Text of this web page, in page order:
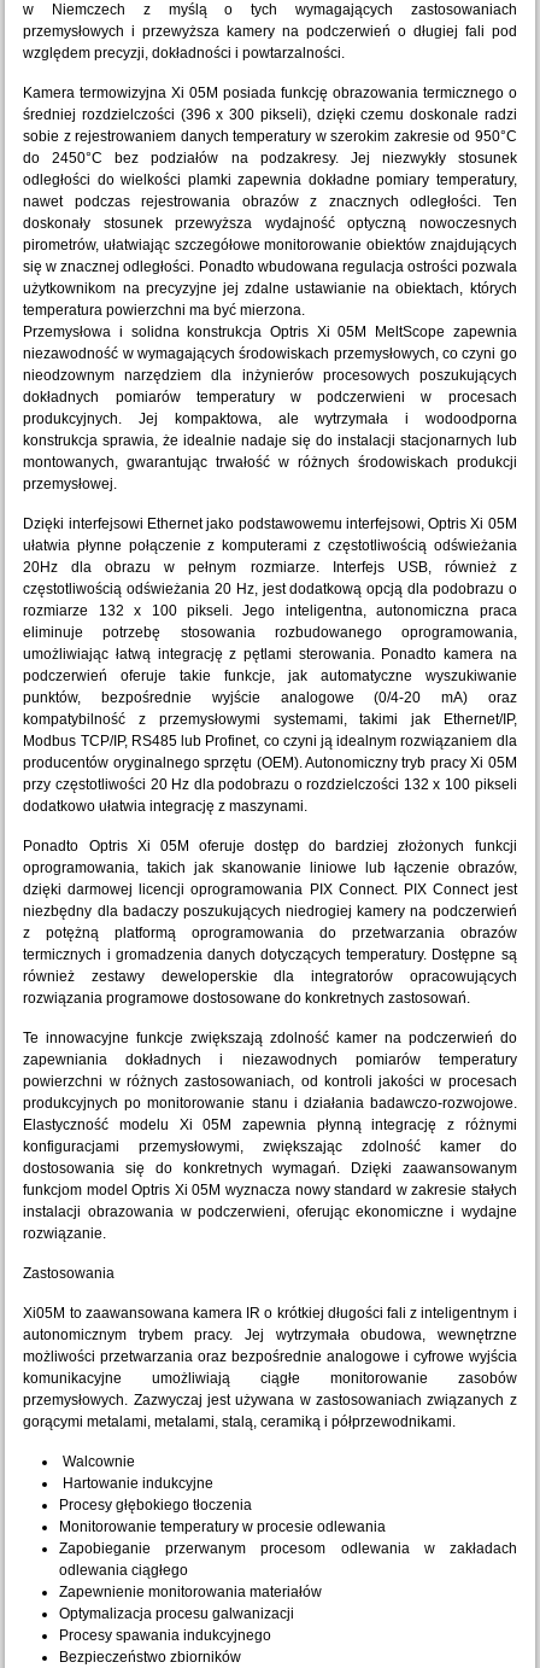
w Niemczech z myślą o tych wymagających zastosowaniach
przemysłowych i przewyższa kamery na podczerwień o długiej fali pod
względem precyzji, dokładności i powtarzalności.
Kamera termowizyjna Xi 05M posiada funkcję obrazowania termicznego o
średniej rozdzielczości (396 x 300 pikseli), dzięki czemu doskonale radzi
sobie z rejestrowaniem danych temperatury w szerokim zakresie od 950°C
do 2450°C bez podziałów na podzakresy. Jej niezwykły stosunek
odległości do wielkości plamki zapewnia dokładne pomiary temperatury,
nawet podczas rejestrowania obrazów z znacznych odległości. Ten
doskonały stosunek przewyższa wydajność optyczną nowoczesnych
pirometrów, ułatwiając szczegółowe monitorowanie obiektów znajdujących
się w znacznej odległości. Ponadto wbudowana regulacja ostrości pozwala
użytkownikom na precyzyjne jej zdalne ustawianie na obiektach, których
temperatura powierzchni ma być mierzona.
Przemysłowa i solidna konstrukcja Optris Xi 05M MeltScope zapewnia
niezawodność w wymagających środowiskach przemysłowych, co czyni go
nieodzownym narzędziem dla inżynierów procesowych poszukujących
dokładnych pomiarów temperatury w podczerwieni w procesach
produkcyjnych. Jej kompaktowa, ale wytrzymała i wodoodporna
konstrukcja sprawia, że idealnie nadaje się do instalacji stacjonarnych lub
montowanych, gwarantując trwałość w różnych środowiskach produkcji
przemysłowej.
Dzięki interfejsowi Ethernet jako podstawowemu interfejsowi, Optris Xi 05M
ułatwia płynne połączenie z komputerami z częstotliwością odświeżania
20Hz dla obrazu w pełnym rozmiarze. Interfejs USB, również z
częstotliwością odświeżania 20 Hz, jest dodatkową opcją dla podobrazu o
rozmiarze 132 x 100 pikseli. Jego inteligentna, autonomiczna praca
eliminuje potrzebę stosowania rozbudowanego oprogramowania,
umożliwiając łatwą integrację z pętlami sterowania. Ponadto kamera na
podczerwień oferuje takie funkcje, jak automatyczne wyszukiwanie
punktów, bezpośrednie wyjście analogowe (0/4-20 mA) oraz
kompatybilność z przemysłowymi systemami, takimi jak Ethernet/IP,
Modbus TCP/IP, RS485 lub Profinet, co czyni ją idealnym rozwiązaniem dla
producentów oryginalnego sprzętu (OEM). Autonomiczny tryb pracy Xi 05M
przy częstotliwości 20 Hz dla podobrazu o rozdzielczości 132 x 100 pikseli
dodatkowo ułatwia integrację z maszynami.
Ponadto Optris Xi 05M oferuje dostęp do bardziej złożonych funkcji
oprogramowania, takich jak skanowanie liniowe lub łączenie obrazów,
dzięki darmowej licencji oprogramowania PIX Connect. PIX Connect jest
niezbędny dla badaczy poszukujących niedrogiej kamery na podczerwień
z potężną platformą oprogramowania do przetwarzania obrazów
termicznych i gromadzenia danych dotyczących temperatury. Dostępne są
również zestawy deweloperskie dla integratorów opracowujących
rozwiązania programowe dostosowane do konkretnych zastosowań.
Te innowacyjne funkcje zwiększają zdolność kamer na podczerwień do
zapewniania dokładnych i niezawodnych pomiarów temperatury
powierzchni w różnych zastosowaniach, od kontroli jakości w procesach
produkcyjnych po monitorowanie stanu i działania badawczo-rozwojowe.
Elastyczność modelu Xi 05M zapewnia płynną integrację z różnymi
konfiguracjami przemysłowymi, zwiększając zdolność kamer do
dostosowania się do konkretnych wymagań. Dzięki zaawansowanym
funkcjom model Optris Xi 05M wyznacza nowy standard w zakresie stałych
instalacji obrazowania w podczerwieni, oferując ekonomiczne i wydajne
rozwiązanie.
Zastosowania
Xi05M to zaawansowana kamera IR o krótkiej długości fali z inteligentnym i
autonomicznym trybem pracy. Jej wytrzymała obudowa, wewnętrzne
możliwości przetwarzania oraz bezpośrednie analogowe i cyfrowe wyjścia
komunikacyjne umożliwiają ciągłe monitorowanie zasobów
przemysłowych. Zazwyczaj jest używana w zastosowaniach związanych z
gorącymi metalami, metalami, stalą, ceramiką i półprzewodnikami.
Walcownie
Hartowanie indukcyjne
Procesy głębokiego tłoczenia
Monitorowanie temperatury w procesie odlewania
Zapobieganie przerwanym procesom odlewania w zakładach
odlewania ciągłego
Zapewnienie monitorowania materiałów
Optymalizacja procesu galwanizacji
Procesy spawania indukcyjnego
Bezpieczeństwo zbiorników